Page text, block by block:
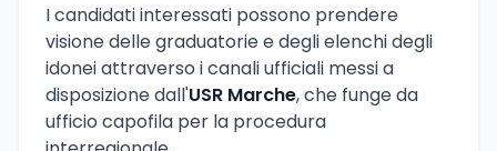
I candidati interessati possono prendere
visione delle graduatorie e degli elenchi degli
idonei attraverso i canali ufficiali messi a
disposizione dall'USR Marche, che funge da
ufficio capofila per la procedura